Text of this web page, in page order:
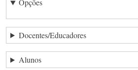
Opções
Docentes/Educadores
Alunos